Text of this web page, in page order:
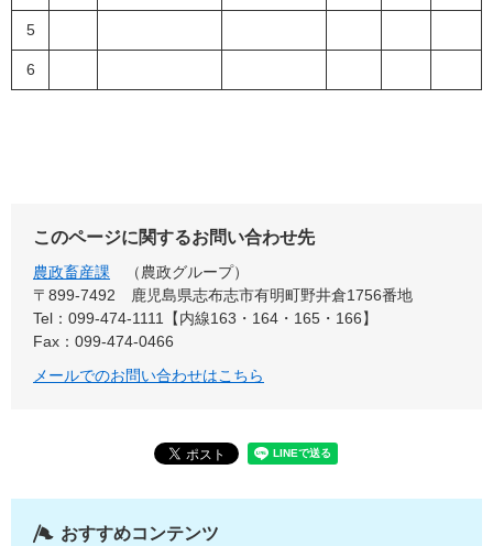
5
6
このページに関するお問い合わせ先
農政畜産課
農政グループ
〒899-7492
鹿児島県志布志市有明町野井倉1756番地
Tel：099-474-1111【内線163・164・165・166】
Fax：099-474-0466
メールでのお問い合わせはこちら
おすすめコンテンツ